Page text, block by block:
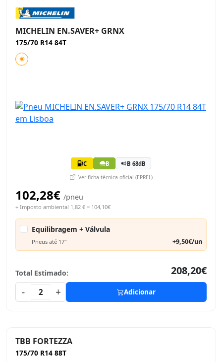
MICHELIN EN.SAVER+ GRNX
175/70 R14 84T
C B B 68dB
Ver ficha técnica oficial (EPREL)
102,28€ /pneu
+ Imposto ambiental 1,82 € = 104,10€
Equilibragem + Válvula
Pneus até 17" +9,50€/un
Total Estimado:
208,20€
-
2 + Adicionar
TBB FORTEZZA
175/70 R14 88T